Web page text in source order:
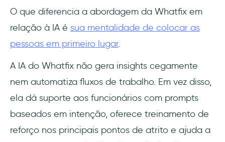
O que diferencia a abordagem da Whatfix em
relação à IA é sua mentalidade de colocar as
pessoas em primeiro lugar.
A IA do Whatfix não gera insights cegamente
nem automatiza fluxos de trabalho. Em vez disso,
ela dá suporte aos funcionários com prompts
baseados em intenção, oferece treinamento de
reforço nos principais pontos de atrito e ajuda a